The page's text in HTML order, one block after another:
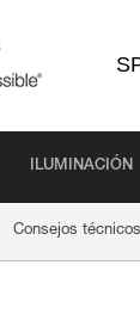
ILUMINACIÓN
Consejos